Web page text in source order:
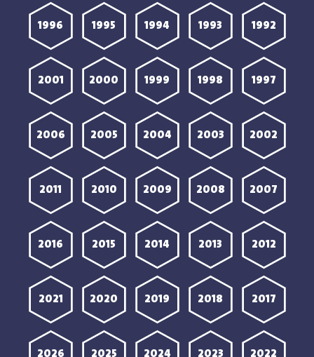
1992
1993
1994
1995
1996
1997
1998
1999
2000
2001
2002
2003
2004
2005
2006
2007
2008
2009
2010
2011
2012
2013
2014
2015
2016
2017
2018
2019
2020
2021